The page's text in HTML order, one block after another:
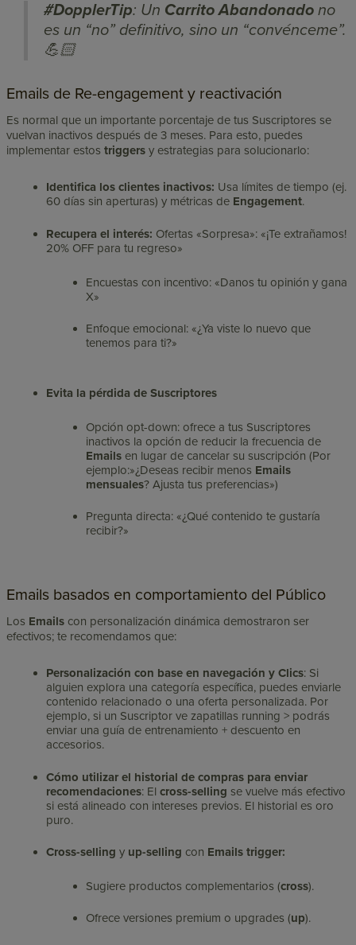
#DopplerTip: Un Carrito Abandonado no
es un “no” definitivo, sino un “convénceme”.
💪🏻
Emails de Re-engagement y reactivación
Es normal que un importante porcentaje de tus Suscriptores se
vuelvan inactivos después de 3 meses. Para esto, puedes
implementar estostriggers y estrategias para solucionarlo:
Identifica los clientes inactivos: Usa límites de tiempo (ej.
60 días sin aperturas) y métricas de Engagement.
Recupera el interés: Ofertas «Sorpresa»: «¡Te extrañamos!
20% OFF para tu regreso»
Encuestas con incentivo: «Danos tu opinión y gana
X»
Enfoque emocional: «¿Ya viste lo nuevo que
tenemos para ti?»
Evita la pérdida de Suscriptores
Opción opt-down: ofrece a tus Suscriptores
inactivos la opción de reducir la frecuencia de
Emails en lugar de cancelar su suscripción (Por
ejemplo:»¿Deseas recibir menos Emails
mensuales? Ajusta tus preferencias»)
Pregunta directa: «¿Qué contenido te gustaría
recibir?»
Emails basados en comportamiento del Público
Los Emails con personalización dinámica demostraron ser
efectivos; te recomendamos que:
Personalización con base en navegación y Clics: Si
alguien explora una categoría específica, puedes enviarle
contenido relacionado o una oferta personalizada. Por
ejemplo, si un Suscriptor ve zapatillas running > podrás
enviar una guía de entrenamiento + descuento en
accesorios.
Cómo utilizar el historial de compras para enviar
recomendaciones: Elcross-selling se vuelve más efectivo
si está alineado con intereses previos. El historial es oro
puro.
Cross-selling y up-selling con Emails trigger:
Sugiere productos complementarios (cross).
Ofrece versiones premium o upgrades (up).